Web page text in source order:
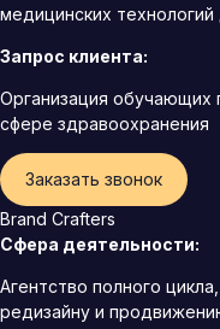
медицинских
Запрос клиента:
Организация обучающих
сфере здравоохранения
Заказать звонок
Brand Crafters
Сфера деятельности:
Агентство полного
редизайну и